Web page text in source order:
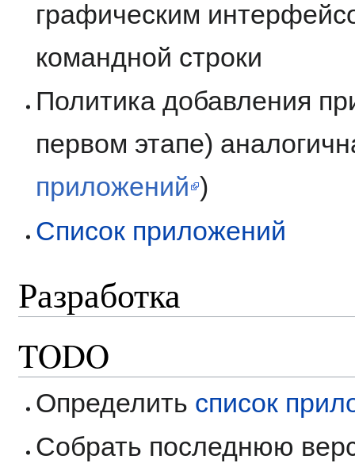
графическим
командной строки
Политика добавления
первом этапе)
приложений )
Список приложений
Разработка
TODO
Определить список
Собрать последнюю